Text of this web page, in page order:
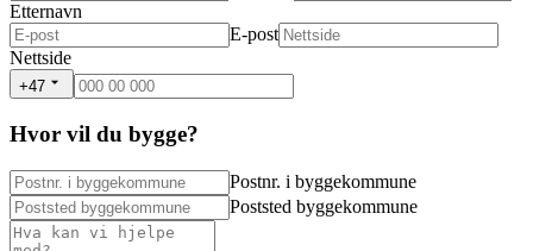
Etternavn
E-post
Nettside
+47
Hvor vil du bygge?
Postnr. i byggekommune
Poststed byggekommune